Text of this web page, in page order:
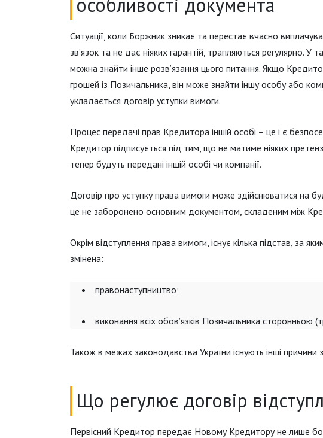
Ситуації, коли Боржник зникає та перестає вчасно
зв’язок та не дає ніяких гарантій, трапляються регулярно.
можна знайти інше розв’язання цього питання. Якщо
грошей із Позичальника, він може знайти іншу особу або
укладається договір уступки вимоги.
Процес передачі прав Кредитора іншій особі – це і є
Кредитор підписується під тим, що не матиме ніяких
тепер будуть передані іншій особі чи компанії.
Договір про уступку права вимоги може здійснюватися на
це не заборонено основним документом, складеним між
Окрім відступлення права вимоги, існує кілька підстав, за
змінена:
правонаступництво;
виконання всіх обов’язків Позичальника сторонньою
Також в межах законодавства України існують інші причини
Що регулює договір
Первісний Кредитор передає Новому Кредитору не лише